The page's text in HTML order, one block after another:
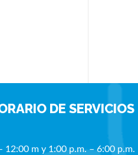
DE SERVICIOS
12:00 m y 1:00 p.m. – 6:00 p.m.